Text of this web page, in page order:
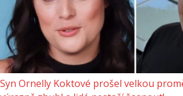
Syn Ornelly Koktové prošel velkou